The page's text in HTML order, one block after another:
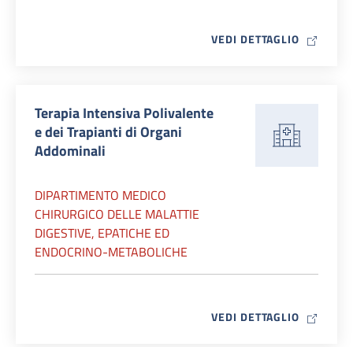
VEDI DETTAGLIO MAP ICON
Terapia Intensiva Polivalente
e dei Trapianti di Organi
Addominali
DIPARTIMENTO MEDICO
CHIRURGICO DELLE MALATTIE
DIGESTIVE, EPATICHE ED
ENDOCRINO-METABOLICHE
VEDI DETTAGLIO MAP ICON